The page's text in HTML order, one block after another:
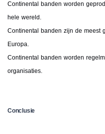
Continental banden worden
hele wereld.
Continental banden zijn de meest
Europa.
Continental banden worden
organisaties.
Conclusie